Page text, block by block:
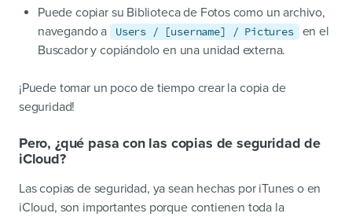
Puede copiar su Biblioteca de Fotos como un archivo,
navegando a
Users / [username] / Pictures
en el
Buscador y copiándolo en una unidad externa.
¡Puede tomar un poco de tiempo crear la copia de
seguridad!
Pero, ¿qué pasa con las copias de seguridad de
iCloud?
Las copias de seguridad, ya sean hechas por iTunes o en
iCloud, son importantes porque contienen toda la